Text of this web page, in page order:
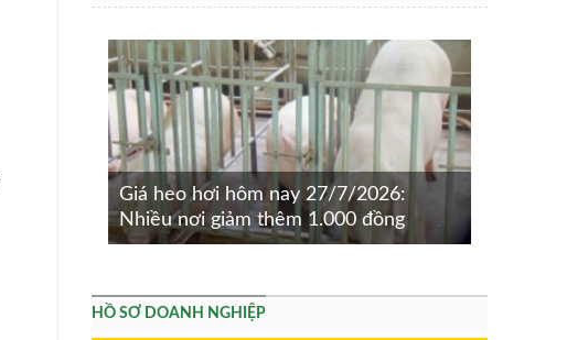
Giá heo hơi hôm nay 27/7/2026:
Nhiều nơi giảm thêm 1.000 đồng
HỒ SƠ DOANH NGHIỆP